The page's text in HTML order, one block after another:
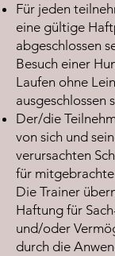
Für jeden
eine gültige
abgeschlossen
Besuch einer
Laufen ohne
ausgeschlossen
Der/die
von sich und
verursachten
für
Die Trainer
Haftung für
und/oder
durch die